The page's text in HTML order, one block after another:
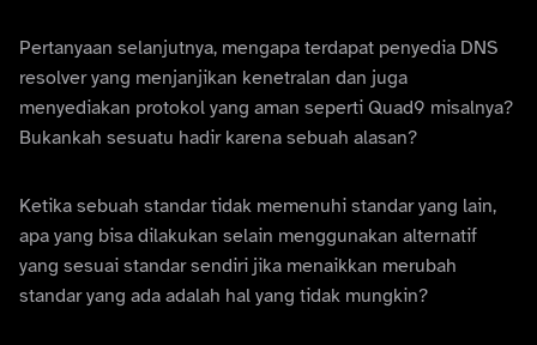
Pertanyaan selanjutnya, mengapa terdapat penyedia DNS
resolver yang menjanjikan kenetralan dan juga
menyediakan protokol yang aman seperti Quad9 misalnya?
Bukankah sesuatu hadir karena sebuah alasan?
Ketika sebuah standar tidak memenuhi standar yang lain,
apa yang bisa dilakukan selain menggunakan alternatif
yang sesuai standar sendiri jika menaikkan merubah
standar yang ada adalah hal yang tidak mungkin?